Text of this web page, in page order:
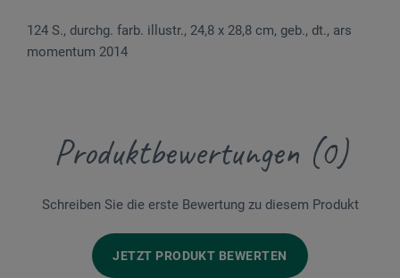
124 S., durchg. farb. illustr., 24,8 x 28,8 cm, geb., dt., ars
momentum 2014
Produktbewertungen (0)
Schreiben Sie die erste Bewertung zu diesem Produkt
JETZT PRODUKT BEWERTEN